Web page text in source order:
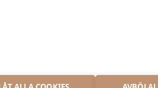
därför tillhandahålla en